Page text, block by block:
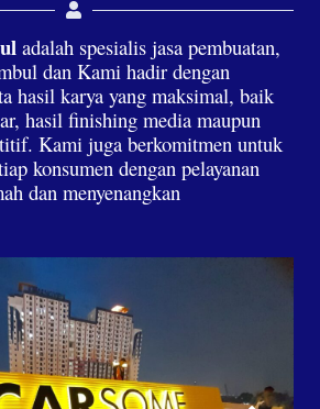
adalah spesialis jasa pembuatan,
dan Kami hadir dengan
hasil karya yang maksimal, baik
hasil finishing media maupun
Kami juga berkomitmen untuk
konsumen dengan pelayanan
dan menyenangkan